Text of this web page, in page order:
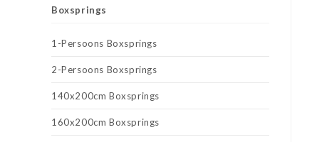
Boxsprings
1-Persoons Boxsprings
2-Persoons Boxsprings
140x200cm Boxsprings
160x200cm Boxsprings